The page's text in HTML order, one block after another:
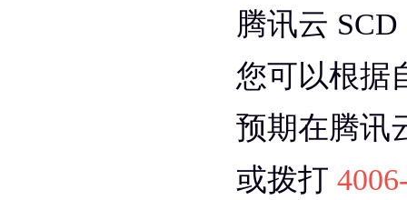
腾讯云
您可以根据
预期在腾讯
或拨打